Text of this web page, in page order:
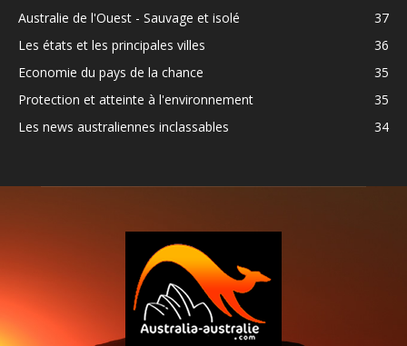
Australie de l'Ouest - Sauvage et isolé
37
Les états et les principales villes
36
Economie du pays de la chance
35
Protection et atteinte à l'environnement
35
Les news australiennes inclassables
34